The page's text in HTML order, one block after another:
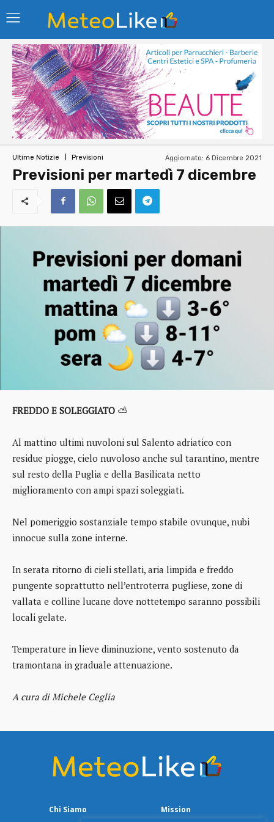
Ultime Notizie Previsioni Aggiornato: 6 Dicembre 2021
Previsioni per martedì 7 dicembre
FREDDO E SOLEGGIATO ⛅
Al mattino ultimi nuvoloni sul Salento adriatico con
residue piogge, cielo nuvoloso anche sul tarantino, mentre
sul resto della Puglia e della Basilicata netto
miglioramento con ampi spazi soleggiati.
Nel pomeriggio sostanziale tempo stabile ovunque, nubi
innocue sulla zone interne.
In serata ritorno di cieli stellati, aria limpida e freddo
pungente soprattutto nell’entroterra pugliese, zone di
vallata e colline lucane dove nottetempo saranno possibili
locali gelate.
Temperature in lieve diminuzione, vento sostenuto da
tramontana in graduale attenuazione.
A cura di Michele Ceglia
Chi Siamo Mission